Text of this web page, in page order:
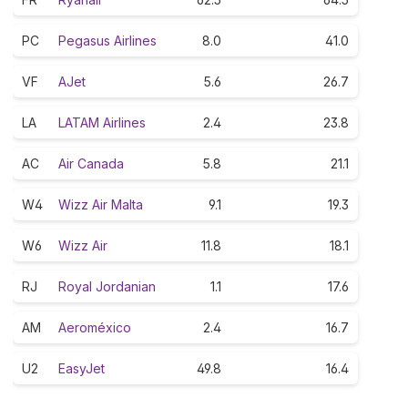
PC Pegasus Airlines 8.0 41.0
VF AJet 5.6 26.7
LA LATAM Airlines 2.4 23.8
AC Air Canada 5.8 21.1
W4 Wizz Air Malta 9.1 19.3
W6 Wizz Air 11.8 18.1
RJ Royal Jordanian 1.1 17.6
AM Aeroméxico 2.4 16.7
U2 EasyJet 49.8 16.4